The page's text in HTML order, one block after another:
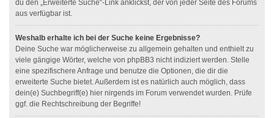
du den „Erweiterte Suche“-Link anklickst, der von jeder Seite des Forums
aus verfügbar ist.
Weshalb erhalte ich bei der Suche keine Ergebnisse?
Deine Suche war möglicherweise zu allgemein gehalten und enthielt zu
viele gängige Wörter, welche von phpBB3 nicht indiziert werden. Stelle
eine spezifischere Anfrage und benutze die Optionen, die dir die
erweiterte Suche bietet. Außerdem ist es natürlich auch möglich, dass
dein(e) Suchbegriff(e) hier nirgends im Forum verwendet wurden. Prüfe
ggf. die Rechtschreibung der Begriffe!